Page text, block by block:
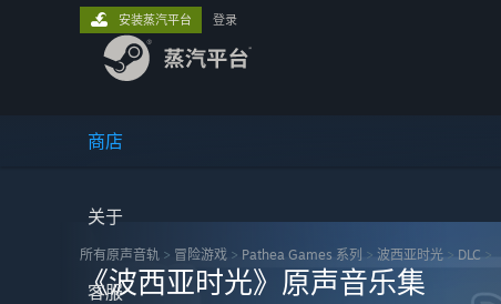
商店
关于
客服
安装蒸汽平台 登录
所有原声音轨 > 冒险‎游戏 > Pathea Games 系列 > 波西亚时光 > DLC >
《波西亚时光》原声音乐集